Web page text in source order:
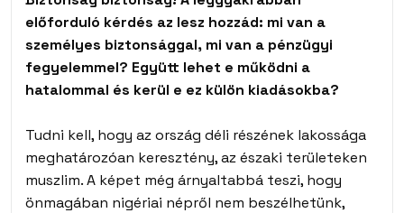
előforduló kérdés az lesz hozzád: mi van a
személyes biztonsággal, mi van a pénzügyi
fegyelemmel? Együtt lehet e működni a
hatalommal és kerül e ez külön kiadásokba?
Tudni kell, hogy az ország déli részének lakossága
meghatározóan keresztény, az északi területeken
muszlim. A képet még árnyaltabbá teszi, hogy
önmagában nigériai népről nem beszélhetünk,